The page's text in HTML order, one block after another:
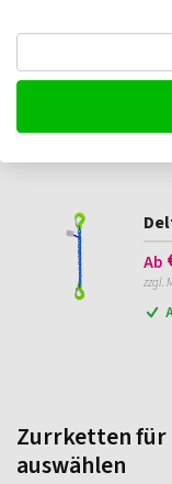
Ab
zzgl.
Zurrketten für
auswählen